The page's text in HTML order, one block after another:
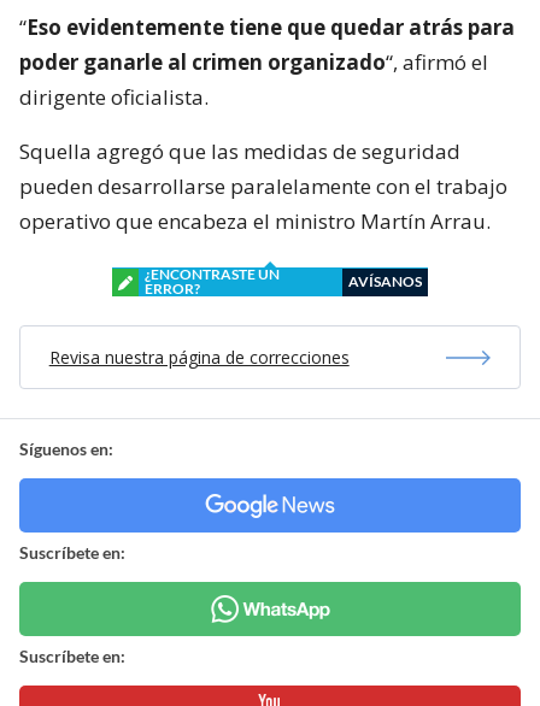
“Eso evidentemente tiene que quedar atrás para
poder ganarle al crimen organizado“, afirmó el
dirigente oficialista.
Squella agregó que las medidas de seguridad
pueden desarrollarse paralelamente con el trabajo
operativo que encabeza el ministro Martín Arrau.
¿ENCONTRASTE UN
ERROR?
AVÍSANOS
Revisa nuestra página de correcciones
Síguenos en:
Suscríbete en:
Suscríbete en: